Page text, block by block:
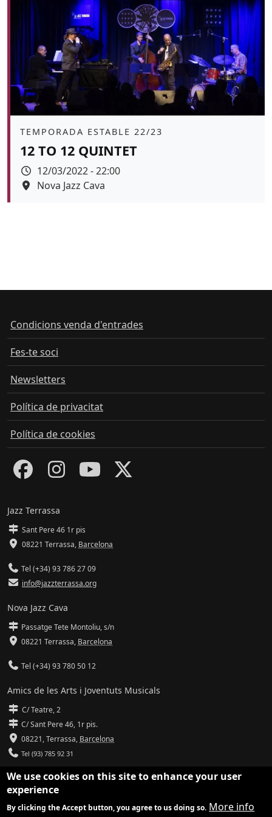
Àmbit
TEMPORADA ESTABLE 22/23
12 TO 12 QUINTET
Data
12/03/2022 - 22:00
Espai
Nova Jazz Cava
Condicions venda d'entrades
Fes-te soci
Newsletters
Política de privacitat
Política de cookies
Jazz Terrassa
Sant Pere 46 1r pis
08221 Terrassa, Barcelona
Tel (+34) 93 786 27 09
info@jazzterrassa.org
Nova Jazz Cava
Passatge Tete Montoliu, s/n
08221 Terrassa, Barcelona
Tel (+34) 93 780 50 12
Amics de les Arts i Joventuts Musicals
C/ Teatre, 2
C/ Sant Pere 46, 1r pis.
08221,Terrassa, Barcelona
Tel (93) 785 92 31
info@amicsdelesarts-jjmm.cat
www.amicsdelesarts-jjmm.cat
We use cookies on this site to enhance your user
experience
By clicking the Accept button, you agree to us doing so. More info